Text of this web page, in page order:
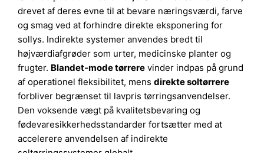
drevet af deres evne til at bevare næringsværdi, farve
og smag ved at forhindre direkte eksponering for
sollys. Indirekte systemer anvendes bredt til
højværdiafgrøder som urter, medicinske planter og
frugter. Blandet-mode tørrere vinder indpas på grund
af operationel fleksibilitet, mensdirekte soltørrere
forbliver begrænset til lavpris tørringsanvendelser.
Den voksende vægt på kvalitetsbevaring og
fødevaresikkerhedsstandarder fortsætter med at
accelerere anvendelsen af indirekte